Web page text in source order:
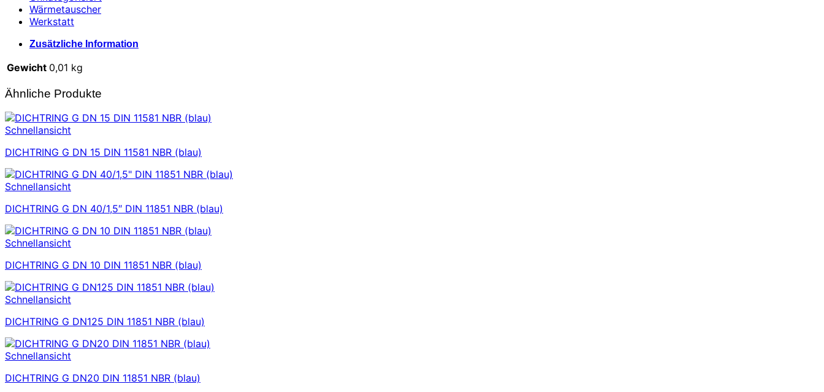
Wärmetauscher
Werkstatt
Zusätzliche Information
Gewicht 0,01 kg
Ähnliche Produkte
Schnellansicht
DICHTRING G DN 15 DIN 11581 NBR (blau)
Schnellansicht
DICHTRING G DN 40/1,5″ DIN 11851 NBR (blau)
Schnellansicht
DICHTRING G DN 10 DIN 11851 NBR (blau)
Schnellansicht
DICHTRING G DN125 DIN 11851 NBR (blau)
Schnellansicht
DICHTRING G DN20 DIN 11851 NBR (blau)